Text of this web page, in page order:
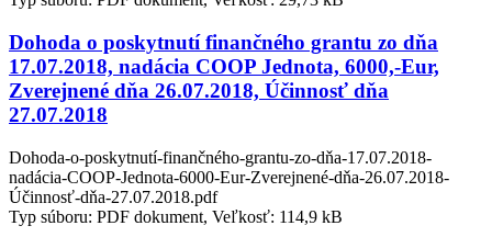
Dohoda o poskytnutí finančného grantu zo dňa
17.07.2018, nadácia COOP Jednota, 6000,-Eur,
Zverejnené dňa 26.07.2018, Účinnosť dňa
27.07.2018
Dohoda-o-poskytnutí-finančného-grantu-zo-dňa-17.07.2018-
nadácia-COOP-Jednota-6000-Eur-Zverejnené-dňa-26.07.2018-
Účinnosť-dňa-27.07.2018.pdf
Typ súboru: PDF dokument, Veľkosť: 114,9 kB